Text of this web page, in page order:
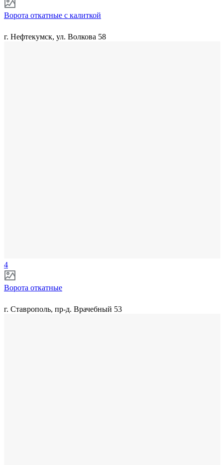
Ворота откатные с калиткой
г. Нефтекумск, ул. Волкова 58
4
Ворота откатные
г. Ставрополь, пр-д. Врачебный 53